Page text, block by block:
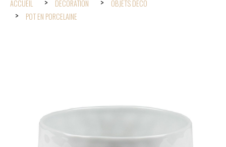
ACCUEIL DÉCORATION
OBJETS DÉCO
POT EN PORCELAINE